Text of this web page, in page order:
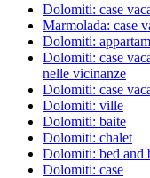
Dolomiti: case
Marmolada: case
Dolomiti:
Dolomiti: case
nelle vicinanze
Dolomiti: case
Dolomiti: ville
Dolomiti: baite
Dolomiti: chalet
Dolomiti: bed and
Dolomiti: case